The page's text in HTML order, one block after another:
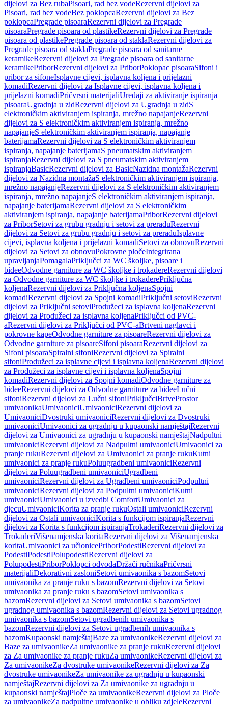
dijelovi za Bez rubaPisoari, rad bez vodeRezervni dijelovi za
Pisoari, rad bez vodeBez poklopcaRezervni dijelovi za Bez
poklopcaPregrade pisoaraRezervni dijelovi za Pregrade
pisoaraPregrade pisoara od plastikeRezervni dijelovi za Pregrade
pisoara od plastikePregrade pisoara od staklaRezervni dijelovi za
Pregrade pisoara od staklaPregrade pisoara od sanitarne
keramikeRezervni dijelovi za Pregrade pisoara od sanitarne
keramikePriborRezervni dijelovi za PriborPoklopac pisoaraSifoni i
pribor za sifoneIsplavne cijevi, isplavna koljena i prijelazni
komadiRezervni dijelovi za Isplavne cijevi, isplavna koljena i
prijelazni komadiPričvrsni materijaliUređaji za aktiviranje ispiranja
pisoaraUgradnja u zidRezervni dijelovi za Ugradnja u zidS
elektroničkim aktiviranjem ispiranja, mrežno napajanjeRezervni
dijelovi za S elektroničkim aktiviranjem ispiranja, mrežno
napajanjeS elektroničkim aktiviranjem ispiranja, napajanje
baterijamaRezervni dijelovi za S elektroničkim aktiviranjem
ispiranja, napajanje baterijamaS pneumatskim aktiviranjem
ispiranjaRezervni dijelovi za S pneumatskim aktiviranjem
ispiranjaBasicRezervni dijelovi za BasicNazidna montažaRezervni
dijelovi za Nazidna montažaS elektroničkim aktiviranjem ispiranja,
mrežno napajanjeRezervni dijelovi za S elektroničkim aktiviranjem
ispiranja, mrežno napajanjeS elektroničkim aktiviranjem ispiranja,
napajanje baterijamaRezervni dijelovi za S elektroničkim
aktiviranjem ispiranja, napajanje baterijamaPriborRezervni dijelovi
za PriborSetovi za grubu gradnju i setovi za preraduRezervni
dijelovi za Setovi za grubu gradnju i setovi za preraduIsplavne
cijevi, isplavna koljena i prijelazni komadiSetovi za obnovuRezervni
dijelovi za Setovi za obnovuPokrovne pločeIntegrirana
upravljanjaPomagalaPriključci za WC školjke, pisoare i
bideeOdvodne garniture za WC školjke i trokadereRezervni dijelovi
za Odvodne garniture za WC školjke i trokaderePriključna
koljenaRezervni dijelovi za Priključna koljenaSpojni
komadiRezervni dijelovi za Spojni komadiPriključni setoviRezervni
dijelovi za Priključni setoviProdužeci za isplavna koljenaRezervni
dijelovi za Produžeci za isplavna koljenaPriključci od PVC-
aRezervni dijelovi za Priključci od PVC-aBrtveni naglavci i
pokrovne kapeOdvodne garniture za pisoareRezervni dijelovi za
Odvodne garniture za pisoareSifoni pisoaraRezervni dijelovi za
Sifoni pisoaraSpiralni sifoniRezervni dijelovi za Spiralni
sifoniProdužeci za isplavne cijevi i isplavna koljenaRezervni dijelovi
za Produžeci za isplavne cijevi i isplavna koljenaSpojni
komadiRezervni dijelovi za Spojni komadiOdvodne garniture za
bideeRezervni dijelovi za Odvodne garniture za bideeLučni
sifoniRezervni dijelovi za Lučni sifoniPriključciBrtveProstor
umivaonikaUmivaoniciUmivaoniciRezervni dijelovi za
UmivaoniciDvostruki umivaoniciRezervni dijelovi za Dvostruki
umivaoniciUmivaonici za ugradnju u kupaonski namještajRezervni
dijelovi za Umivaonici za ugradnju u kupaonski namještajNadpultni
umivaoniciRezervni dijelovi za Nadpultni umivaoniciUmivaonici za
pranje rukuRezervni dijelovi za Umivaonici za pranje rukuKutni
umivaonici za pranje rukuPoluugradbeni umivaoniciRezervni
dijelovi za Poluugradbeni umivaoniciUgradbeni
umivaoniciRezervni dijelovi za Ugradbeni umivaoniciPodpultni
umivaoniciRezervni dijelovi za Podpultni umivaoniciKutni
umivaoniciUmivaonici u izvedbi ComfortUmivaonici za
djecuUmivaoniciKorita za pranje rukuOstali umivaoniciRezervni
dijelovi za Ostali umivaoniciKorita s funkcijom ispiranjaRezervni
dijelovi za Korita s funkcijom ispiranjaTrokaderiRezervni dijelovi za
TrokaderiVišenamjenska koritaRezervni dijelovi za Višenamjenska
koritaUmivaonici za učionicePriborPodestiRezervni dijelovi za
PodestiPodestiPolupodestiRezervni dijelovi za
PolupodestiPriborPoklopci odvodaDržači ručnikaPričvrsni
materijaliDekorativni zasloniSetovi umivaonika s bazomSetovi
umivaonika za pranje ruku s bazomRezervni dijelovi za Setovi
umivaonika za pranje ruku s bazomSetovi umivaonika s
bazomRezervni dijelovi za Setovi umivaonika s bazomSetovi
ugradnog umivaonika s bazomRezervni dijelovi za Setovi ugradnog
umivaonika s bazomSetovi ugradbenih umivaonika s
bazomRezervni dijelovi za Setovi ugradbenih umivaonika s
bazomKupaonski namještajBaze za umivaonikeRezervni dijelovi za
Baze za umivaonikeZa umivaonike za pranje rukuRezervni dijelovi
za Za umivaonike za pranje rukuZa umivaonikeRezervni dijelovi za
Za umivaonikeZa dvostruke umivaonikeRezervni dijelovi za Za
dvostruke umivaonikeZa umivaonike za ugradnju u kupaonski
namještajRezervni dijelovi za Za umivaonike za ugradnju u
kupaonski namještajPloče za umivaonikeRezervni dijelovi za Ploče
za umivaonikeZa nadpultne umivaonike u obliku zdjeleRezervni